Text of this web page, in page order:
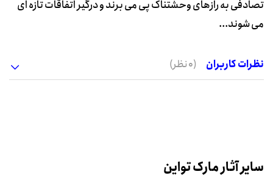
تصادفی به رازهای وحشتناک پی می برند و درگیر اتفاقات تازه ای
می شوند...
نظرات کاربران (0 نظر)
سایر آثار مارک تواین